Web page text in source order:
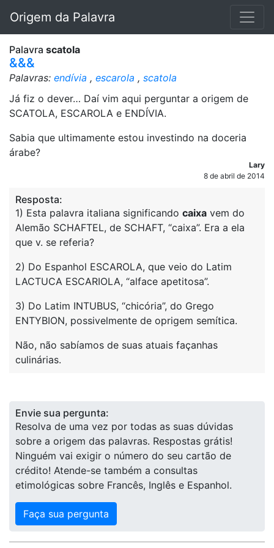
Origem da Palavra
Palavra scatola
&&&
Palavras: endívia , escarola , scatola
Já fiz o dever… Daí vim aqui perguntar a origem de
SCATOLA, ESCAROLA e ENDÍVIA.
Sabia que ultimamente estou investindo na doceria
árabe?
Lary
8 de abril de 2014
Resposta:
1) Esta palavra italiana significando caixa vem do
Alemão SCHAFTEL, de SCHAFT, “caixa”. Era a ela
que v. se referia?
2) Do Espanhol ESCAROLA, que veio do Latim
LACTUCA ESCARIOLA, “alface apetitosa”.
3) Do Latim INTUBUS, “chicória”, do Grego
ENTYBION, possivelmente de oprigem semítica.
Não, não sabíamos de suas atuais façanhas
culinárias.
Envie sua pergunta:
Resolva de uma vez por todas as suas dúvidas
sobre a origem das palavras. Respostas grátis!
Ninguém vai exigir o número do seu cartão de
crédito! Atende-se também a consultas
etimológicas sobre Francês, Inglês e Espanhol.
Faça sua pergunta